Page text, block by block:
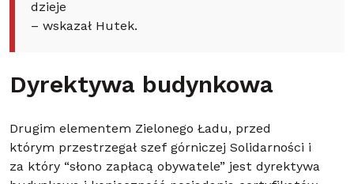
dzieje
– wskazał Hutek.
Dyrektywa budynkowa
Drugim elementem Zielonego Ładu, przed
którym przestrzegał szef górniczej Solidarności i
za który “słono zapłacą obywatele” jest dyrektywa